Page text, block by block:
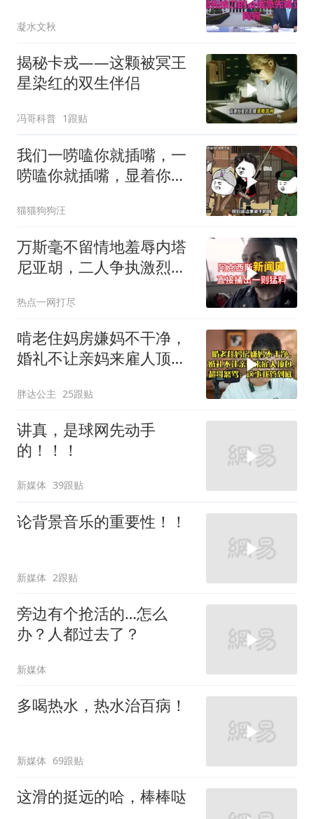
凝水文秋
揭秘卡戎——这颗被冥王
星染红的双生伴侣
冯哥科普 1跟贴
我们一唠嗑你就插嘴，一
唠嗑你就插嘴，显着你
猫猫狗狗汪
万斯毫不留情地羞辱内塔
尼亚胡，二人争执激烈，
热点一网打尽
啃老住妈房嫌妈不干净，
婚礼不让亲妈来雇人顶
胖达公主 25跟贴
讲真，是球网先动手
的！！！
新媒体 39跟贴
论背景音乐的重要性！！
新媒体 2跟贴
旁边有个抢活的…怎么
办？人都过去了？
新媒体
多喝热水，热水治百病！
新媒体 69跟贴
这滑的挺远的哈，棒棒哒